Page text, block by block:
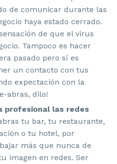
de comunicar durante las
haya estado cerrado.
de que el virus
Tampoco es hacer
pasado pero sí es
un contacto con tus
expectación con la
abras, dilo!
profesional las redes
tu bar, tu restaurante,
o tu hotel, por
más que nunca de
imagen en redes. Ser